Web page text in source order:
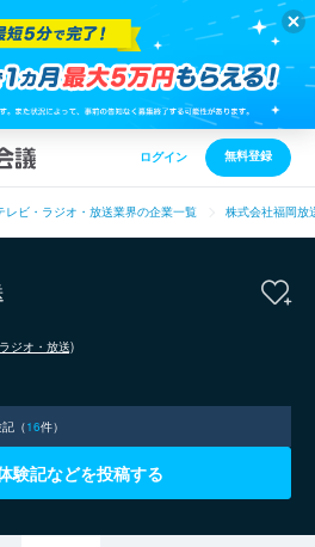
ログイン 無料登録
レビ・ラジオ・放送業界の企業一覧 株式会社福岡放
ジオ・放送)
（16件）
験記などを投稿する